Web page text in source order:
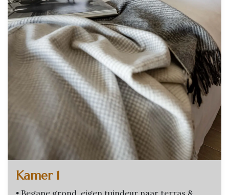
Kamer 1
• Begane grond, eigen tuindeur naar terras &